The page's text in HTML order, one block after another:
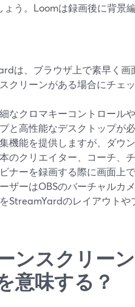
う。Loomは録画後に背景
は、ブラウザ上で素早く
クリーンがある場合にチェ
なクロマキーコントロール
と高性能なデスクトップが
機能を提供しますが、ダウ
のクリエイター、コーチ、
ナーを録画する際に画面上
ザーはOBSのバーチャルカ
StreamYardのレイアウト
ンスクリー
意味する？